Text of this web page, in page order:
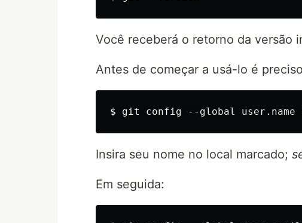
Você receberá o retorno da versão
Antes de começar a usá-lo é
Insira seu nome no local marcado;
Em seguida: